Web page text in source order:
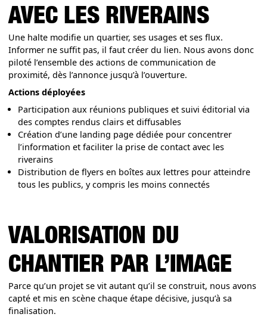
AVEC LES RIVERAINS
Une halte modifie un quartier, ses usages et ses flux.
Informer ne suffit pas, il faut créer du lien. Nous avons donc
piloté l’ensemble des actions de communication de
proximité, dès l’annonce jusqu’à l’ouverture.
Actions déployées
Participation aux réunions publiques et suivi éditorial via
des comptes rendus clairs et diffusables
Création d’une landing page dédiée pour concentrer
l’information et faciliter la prise de contact avec les
riverains
Distribution de flyers en boîtes aux lettres pour atteindre
tous les publics, y compris les moins connectés
VALORISATION DU
CHANTIER PAR L’IMAGE
Parce qu’un projet se vit autant qu’il se construit, nous avons
capté et mis en scène chaque étape décisive, jusqu’à sa
finalisation.